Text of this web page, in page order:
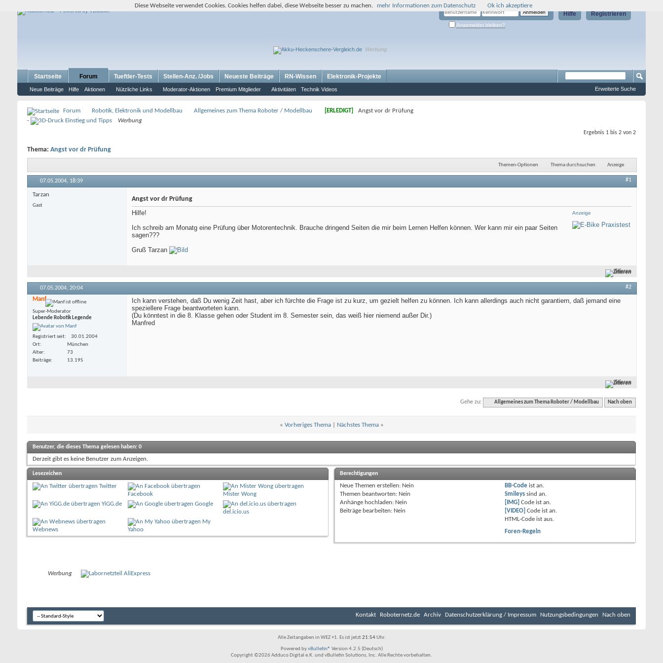
Registrieren
Hilfe
Angemeldet bleiben?
Werbung
Startseite Forum
Neue Beiträge Hilfe Aktionen Nützliche Links Moderator-Aktionen Premium Mitglieder Aktivitäten Technik Videos
Tueftler-Tests Stellen-Anz. /Jobs Neueste Beiträge RN-Wissen Elektronik-Projekte
Erweiterte Suche
Forum Robotik, Elektronik und Modellbau Allgemeines zum Thema Roboter / Modellbau [ERLEDIGT]
Angst vor dr Prüfung
-
Werbung
Ergebnis 1 bis 2 von 2
Thema: Angst vor dr Prüfung
Themen-Optionen Thema durchsuchen Anzeige
07.05.2004, 18:39 #1
Tarzan
Gast
Angst vor dr Prüfung
Anzeige
Hilfe!
Ich schreib am Monatg eine Prüfung über Motorentechnik. Brauche dringend Seiten die mir beim Lernen Helfen können. Wer kann mir ein paar Seiten
sagen???
Gruß Tarzan
Zitieren
07.05.2004, 20:04 #2
Manf
Super-Moderator
Lebende Robotik Legende
Registriert seit
30.01.2004
Ort
München
Alter
73
Beiträge
13.195
Ich kann verstehen, daß Du wenig Zeit hast, aber ich fürchte die Frage ist zu kurz, um gezielt helfen zu können. Ich kann allerdings auch nicht garantiern, daß jemand eine
speziellere Frage beantworteten kann.
(Du könntest in die 8. Klasse gehen oder Student im 8. Semester sein, das weiß hier niemend außer Dir.)
Manfred
Zitieren
Gehe zu: Allgemeines zum Thema Roboter / Modellbau Nach oben
« Vorheriges Thema| Nächstes Thema »
Benutzer, die dieses Thema gelesen haben: 0
Derzeit gibt es keine Benutzer zum Anzeigen.
Lesezeichen
Twitter
Facebook
Mister Wong
YiGG.de
Google
del.icio.us
Webnews
My
Yahoo
Berechtigungen
Neue Themen erstellen: Nein
Themen beantworten: Nein
Anhänge hochladen: Nein
Beiträge bearbeiten: Nein
BB-Code istan.
Smileys sindan.
[IMG] Code istan.
[VIDEO] Code istan.
HTML-Code istaus.
Foren-Regeln
Werbung
Kontakt Roboternetz.de Archiv Datenschutzerklärung / Impressum Nutzungsbedingungen Nach oben
Alle Zeitangaben in WEZ +1. Es ist jetzt21:54Uhr.
Powered byvBulletin® Version 4.2.5 (Deutsch)
Copyright ©2026 Adduco Digital e.K. und vBulletin Solutions, Inc. Alle Rechte vorbehalten.
Diese Webseite verwendet Cookies. Cookies helfen dabei, diese Webseite besser zu machen. mehr Informationen zum Datenschutz Ok ich akzeptiere